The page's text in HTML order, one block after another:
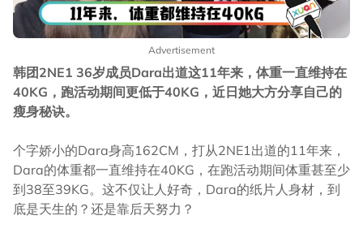
Advertisement
韩团2NE1 36岁成员Dara出道这11年来，体重一直维持在
40KG，跑活动期间更低于40KG，近日她大方分享自己的
瘦身秘诀。
个字娇小的Dara身高162CM，打从2NE1出道的11年来，
Dara的体重都一直维持在40KG，在跑活动期间体重甚至少
到38至39KG。这不仅让人好奇，Dara的纸片人身材，到
底是天生的？还是靠后天努力？